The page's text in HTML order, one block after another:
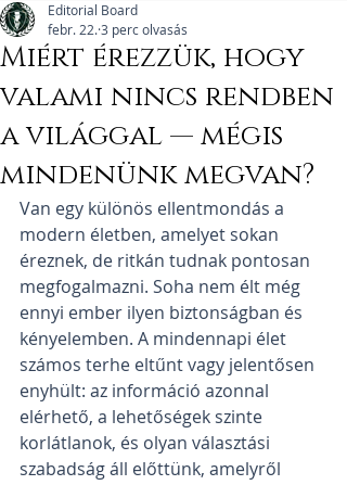
Miért érezzük, hogy
valami nincs rendben
a világgal — mégis
mindenünk megvan?
Editorial Board
febr. 22.3 perc olvasás
Van egy különös ellentmondás a
modern életben, amelyet sokan
éreznek, de ritkán tudnak pontosan
megfogalmazni. Soha nem élt még
ennyi ember ilyen biztonságban és
kényelemben. A mindennapi élet
számos terhe eltűnt vagy jelentősen
enyhült: az információ azonnal
elérhető, a lehetőségek szinte
korlátlanok, és olyan választási
szabadság áll előttünk, amelyről